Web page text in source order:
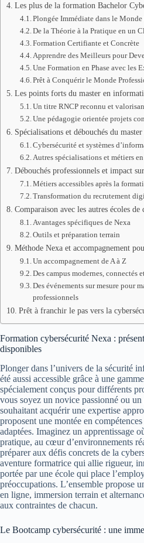
Les plus de la formation Bachelor
Plongée Immédiate dans le
De la Théorie à la Pratique en un
Formation Certifiante et Concrète
Apprendre des Meilleurs pour
Une Formation en Phase avec les
Prêt à Conquérir le Monde
Les points forts du master en
Un titre RNCP reconnu et
Une pédagogie orientée projets
Spécialisations et débouchés du
Cybersécurité et systèmes
Autres spécialisations et métiers
Débouchés professionnels et impact
Métiers accessibles après la
Transformation du recrutement
Comparaison avec les autres écoles de
Avantages spécifiques de Nexa
Outils et préparation terrain
Méthode Nexa et accompagnement
Un accompagnement de A à Z
Des campus modernes, connectés
Des événements sur mesure pour
professionnels
Prêt à franchir le pas vers la
Formation cybersécurité Nexa :
disponibles
Plonger dans l’univers de la sécurité
été aussi accessible grâce à une
spécialement conçus pour différents
vous soyez un novice passionné ou
souhaitant acquérir une expertise
proposent une montée en
adaptées. Imaginez un apprentissage
pratique, au cœur d’environnements
préparer aux défis concrets de la
aventure formatrice qui allie rigueur,
portée par une école qui place
préoccupations. L’ensemble propose
en ligne, immersion terrain et
aux contraintes de chacun.
Le Bootcamp cybersécurité : une